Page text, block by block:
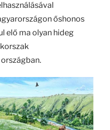
őshonos
elő ma olyan hideg